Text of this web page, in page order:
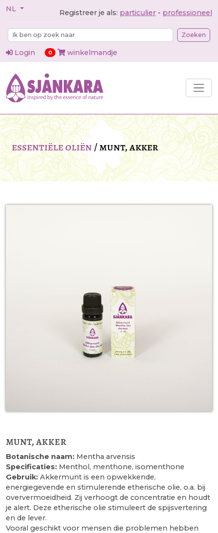
NL Registreer je als: particulier - professioneel
Zoeken
Login 0items in cart
winkelmandje
essentiële oliën/munt, akker
munt, akker
Botanische naam: Mentha arvensis
Specificaties: Menthol, menthone, isomenthone
Gebruik: Akkermunt is een opwekkende,
energiegevende en stimulerende etherische olie, o.a. bij
oververmoeidheid. Zij verhoogt de concentratie en houdt
je alert. Deze etherische olie stimuleert de spijsvertering
en de lever.
Vooral geschikt voor mensen die problemen hebben